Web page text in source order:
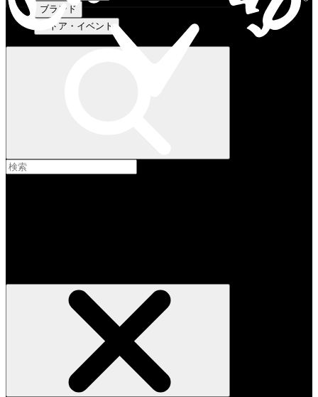
ブランド
ストア・イベント